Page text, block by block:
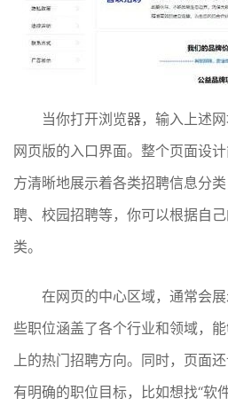
当你打开浏览器，输入上述
网页版的入口界面。整个页面设
方清晰地展示着各类招聘信息分
聘、校园招聘等，你可以根据自
类。
在网页的中心区域，通常会
些职位涵盖了各个行业和领域，
上的热门招聘方向。同时，页面
有明确的职位目标，比如想找“软